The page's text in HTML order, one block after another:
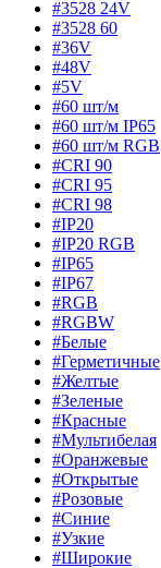
#3528 24V
#3528 60
#36V
#48V
#5V
#60 шт/м
#60 шт/м IP65
#60 шт/м RGB
#CRI 90
#CRI 95
#CRI 98
#IP20
#IP20 RGB
#IP65
#IP67
#RGB
#RGBW
#Белые
#Герметичные
#Желтые
#Зеленые
#Красные
#Мультибелая
#Оранжевые
#Открытые
#Розовые
#Синие
#Узкие
#Широкие